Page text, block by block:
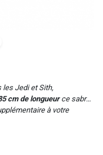
les Jedi et Sith,
cm de longueurce sabre
à votre